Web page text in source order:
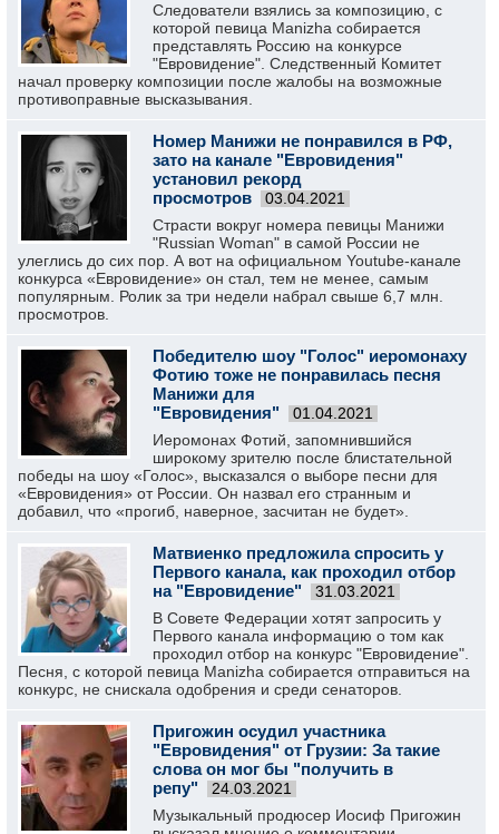
Следователи взялись за композицию, с
которой певица Manizha собирается
представлять Россию на конкурсе
"Евровидение". Следственный Комитет
начал проверку композиции после жалобы на возможные
противоправные высказывания.
Номер Манижи не понравился в РФ,
зато на канале "Евровидения"
установил рекорд
просмотров
03.04.2021
Страсти вокруг номера певицы Манижи
"Russian Woman" в самой России не
улеглись до сих пор. А вот на официальном Youtube-канале
конкурса «Евровидение» он стал, тем не менее, самым
популярным. Ролик за три недели набрал свыше 6,7 млн.
просмотров.
Победителю шоу "Голос" иеромонаху
Фотию тоже не понравилась песня
Манижи для
"Евровидения"
01.04.2021
Иеромонах Фотий, запомнившийся
широкому зрителю после блистательной
победы на шоу «Голос», высказался о выборе песни для
«Евровидения» от России. Он назвал его странным и
добавил, что «прогиб, наверное, засчитан не будет».
Матвиенко предложила спросить у
Первого канала, как проходил отбор
на "Евровидение"
31.03.2021
В Совете Федерации хотят запросить у
Первого канала информацию о том как
проходил отбор на конкурс "Евровидение".
Песня, с которой певица Manizha собирается отправиться на
конкурс, не снискала одобрения и среди сенаторов.
Пригожин осудил участника
"Евровидения" от Грузии: За такие
слова он мог бы "получить в
репу"
24.03.2021
Музыкальный продюсер Иосиф Пригожин